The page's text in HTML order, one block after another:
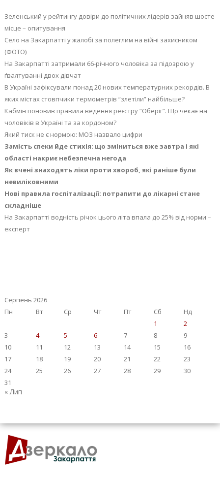
Зеленський у рейтингу довіри до політичних лідерів зайняв шосте
місце – опитування
Село на Закарпатті у жалобі за полеглим на війні захисником
(ФОТО)
На Закарпатті затримали 66-річного чоловіка за підозрою у
ґвалтуванні двох дівчат
В Україні зафіксували понад 20 нових температурних рекордів. В
яких містах стовпчики термометрів “злетіли” найбільше?
Кабмін поновив правила ведення реєстру “Оберіг”. Що чекає на
чоловіків в Україні та за кордоном?
Який тиск не є нормою: МОЗ назвало цифри
Замість спеки йде стихія: що зміниться вже завтра і які
області накриє небезпечна негода
Як вчені знаходять ліки проти хвороб, які раніше були
невиліковними
Нові правила госпіталізації: потрапити до лікарні стане
складніше
На Закарпатті водність річок цього літа впала до 25% від норми –
експерт
Серпень 2026
Пн
Вт Ср Чт Пт Сб
Нд
1
2
3
4 5 6 7 8
9
10
11 12 13 14 15
16
17
18 19 20 21 22
23
24
25 26 27 28 29
30
31
« Лип